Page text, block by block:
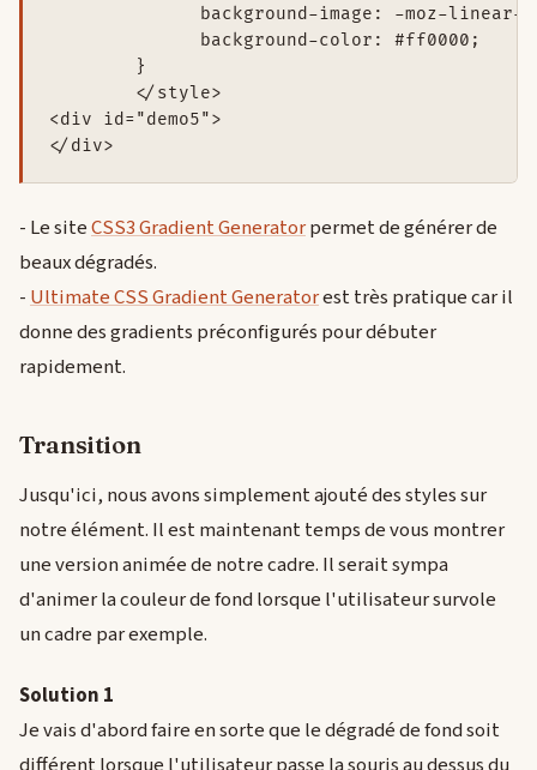
background-image: -moz-linear-
              background-color: #ff0000;
<div id="demo5">
- Le siteCSS3 Gradient Generatorpermet de générer de
beaux dégradés.
- Ultimate CSS Gradient Generatorest très pratique car il
donne des gradients préconfigurés pour débuter
rapidement.
Transition
Jusqu'ici, nous avons simplement ajouté des styles sur
notre élément. Il est maintenant temps de vous montrer
une version animée de notre cadre. Il serait sympa
d'animer la couleur de fond lorsque l'utilisateur survole
un cadre par exemple.
Solution 1
Je vais d'abord faire en sorte que le dégradé de fond soit